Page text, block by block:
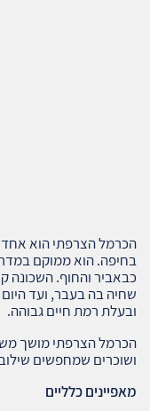
הכרמל הצרפתי הוא אחד
בחיפה. הוא ממוקם
כבאביר והחוף.
שחיה בה בעבר, ועד
ובעלת רמת חיים גבוהה.
הכרמל הצרפתי מושך
ושוכרים שמחפשים
מאפיינים כלליים